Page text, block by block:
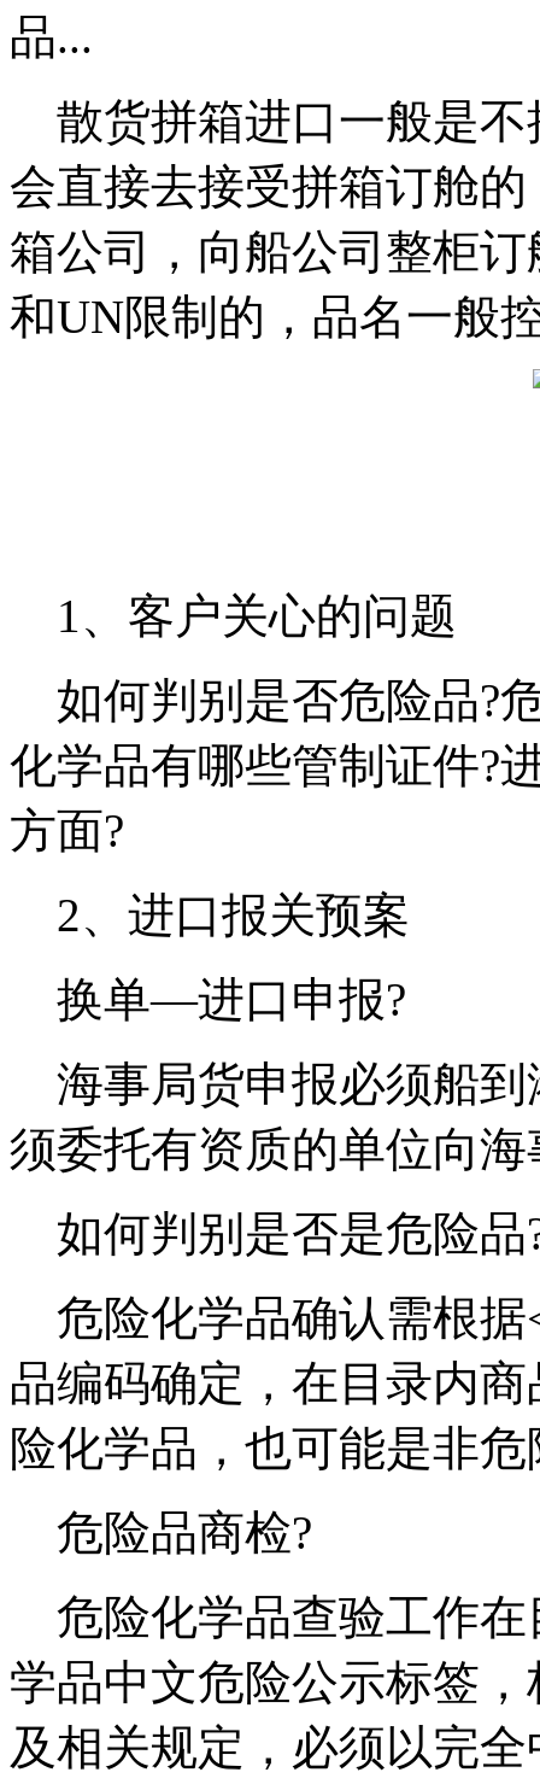
品...
散货拼箱进口一般是不
会直接去接受拼箱订舱
箱公司，向船公司整柜
和UN限制的，品名一般
1、客户关心的问题
如何判别是否危险品?
化学品有哪些管制证件?
方面?
2、进口报关预案
换单—进口申报?
海事局货申报必须船到
须委托有资质的单位向
如何判别是否是危险品
危险化学品确认需根据
品编码确定，在目录内
险化学品，也可能是非
危险品商检?
危险化学品查验工作在
学品中文危险公示标签
及相关规定，必须以完